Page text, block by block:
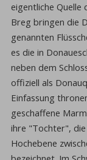
eigentliche Quelle
Breg bringen die
genannten
es die in
neben dem
offiziell als
Einfassung
geschaffene
ihre "Tochter",
Hochebene